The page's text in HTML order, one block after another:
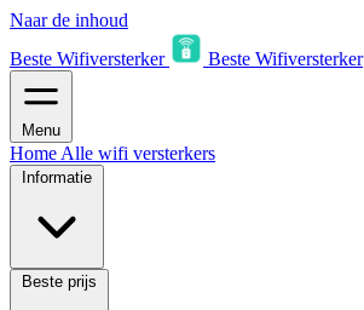
Naar de inhoud
Beste Wifiversterker
Beste Wifiversterker
Menu
Home Alle wifi versterkers
Informatie
Beste prijs